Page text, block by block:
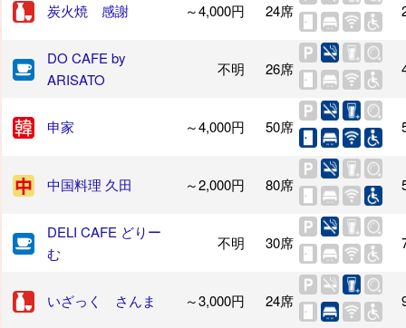
炭火焼 感謝 ～4,000円 24席
DO CAFE by
ARISATO
不明 26席
申家 ～4,000円 50席
中国料理 久田 ～2,000円 80席
DELI CAFE どりー
む
不明 30席
いざっく さんま ～3,000円 24席